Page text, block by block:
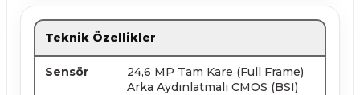
Teknik Özellikler
Sensör
24,6 MP Tam Kare (Full Frame)
Arka Aydınlatmalı CMOS (BSI)